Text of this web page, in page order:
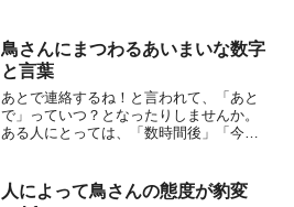
べるようになりました。臆病な性格で咬
み癖があり、毎日流血しRead More...
鳥さんにまつわるあいまいな数字
と言葉
あとで連絡するね！と言われて、「あと
で」っていつ？となったりしませんか。
ある人にとっては、「数時間後」「今日
うか。個人的には、自分が「あとで」と
使う場合は「その日の内」Read More...
人によって鳥さんの態度が豹変